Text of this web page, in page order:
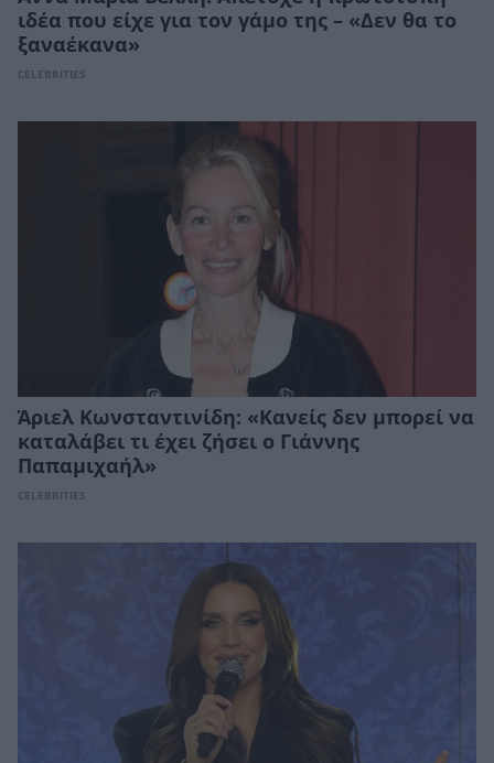
ιδέα που είχε για τον γάμο της – «Δεν θα το
ξαναέκανα»
CELEBRITIES
Άριελ Κωνσταντινίδη: «Κανείς δεν μπορεί να
καταλάβει τι έχει ζήσει ο Γιάννης
Παπαμιχαήλ»
CELEBRITIES